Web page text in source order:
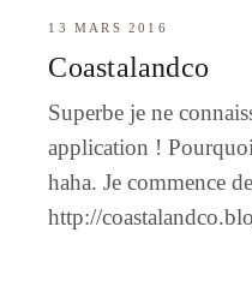
13 MARS 2016
Coastalandco
Superbe je ne
application !
haha. Je commence
http://